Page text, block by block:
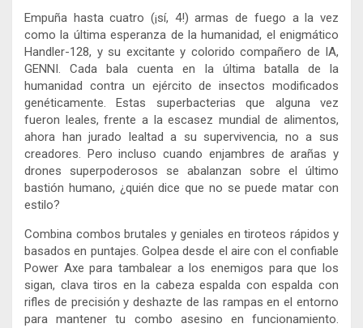
Empuña hasta cuatro (¡sí, 4!) armas de fuego a la vez
como la última esperanza de la humanidad, el enigmático
Handler-128, y su excitante y colorido compañero de IA,
GENNI. Cada bala cuenta en la última batalla de la
humanidad contra un ejército de insectos modificados
genéticamente. Estas superbacterias que alguna vez
fueron leales, frente a la escasez mundial de alimentos,
ahora han jurado lealtad a su supervivencia, no a sus
creadores. Pero incluso cuando enjambres de arañas y
drones superpoderosos se abalanzan sobre el último
bastión humano, ¿quién dice que no se puede matar con
estilo?
Combina combos brutales y geniales en tiroteos rápidos y
basados ​​en puntajes. Golpea desde el aire con el confiable
Power Axe para tambalear a los enemigos para que los
sigan, clava tiros en la cabeza espalda con espalda con
rifles de precisión y deshazte de las rampas en el entorno
para mantener tu combo asesino en funcionamiento.